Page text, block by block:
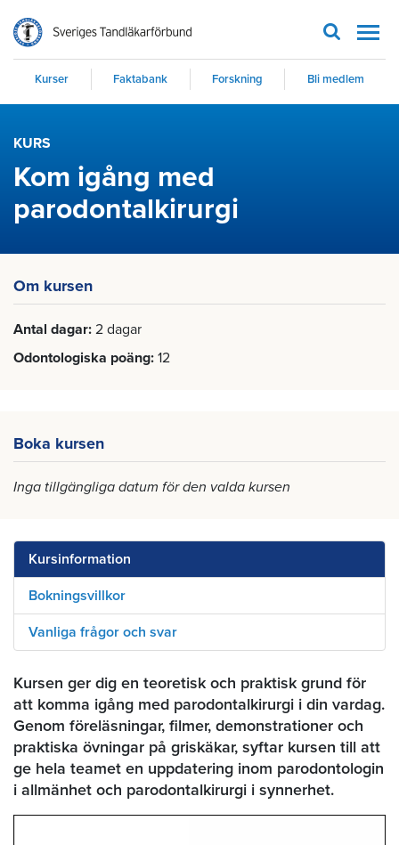
Kurser Faktabank Forskning Bli medlem
KURS
Kom igång med
parodontalkirurgi
Om kursen
Antal dagar 2 dagar
Odontologiska poäng 12
Boka kursen
Inga tillgängliga datum för den valda kursen
Kursinformation
Bokningsvillkor
Vanliga frågor och svar
Kursen ger dig en teoretisk och praktisk grund för
att komma igång med parodontalkirurgi i din vardag.
Genom föreläsningar, filmer, demonstrationer och
praktiska övningar på griskäkar, syftar kursen till att
ge hela teamet en uppdatering inom parodontologin
i allmänhet och parodontalkirurgi i synnerhet.